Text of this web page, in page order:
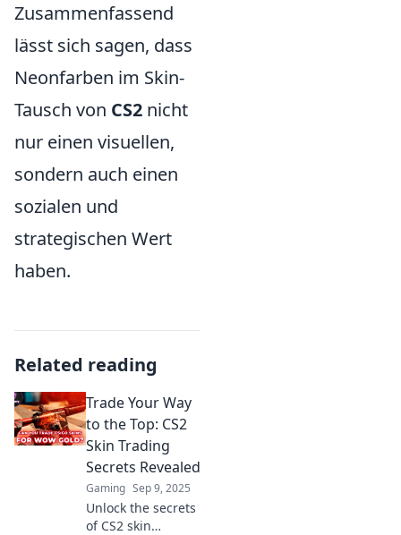
Zusammenfassend
lässt sich sagen, dass
Neonfarben im Skin-
Tausch von CS2 nicht
nur einen visuellen,
sondern auch einen
sozialen und
strategischen Wert
haben.
Related reading
Trade Your Way
to the Top: CS2
Skin Trading
Secrets Revealed
Gaming Sep 9, 2025
Unlock the secrets
of CS2 skin